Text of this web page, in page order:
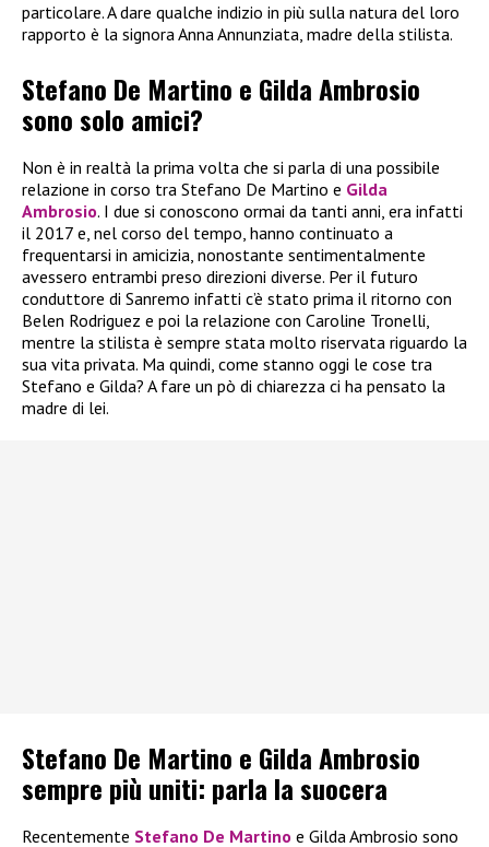
particolare. A dare qualche indizio in più sulla natura del loro
rapporto è la signora Anna Annunziata, madre della stilista.
Stefano De Martino e Gilda Ambrosio
sono solo amici?
Non è in realtà la prima volta che si parla di una possibile
relazione in corso tra Stefano De Martino e Gilda
Ambrosio. I due si conoscono ormai da tanti anni, era infatti
il 2017 e, nel corso del tempo, hanno continuato a
frequentarsi in amicizia, nonostante sentimentalmente
avessero entrambi preso direzioni diverse. Per il futuro
conduttore di Sanremo infatti c’è stato prima il ritorno con
Belen Rodriguez e poi la relazione con Caroline Tronelli,
mentre la stilista è sempre stata molto riservata riguardo la
sua vita privata. Ma quindi, come stanno oggi le cose tra
Stefano e Gilda? A fare un pò di chiarezza ci ha pensato la
madre di lei.
Stefano De Martino e Gilda Ambrosio
sempre più uniti: parla la suocera
Recentemente Stefano De Martino e Gilda Ambrosio sono